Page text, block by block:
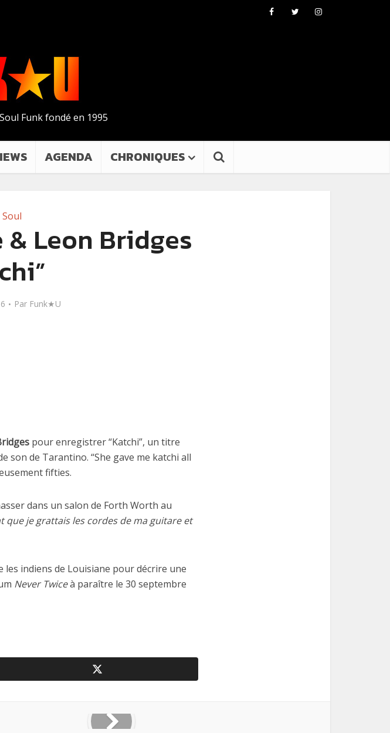
Funk fondé en 1995
AGENDA CHRONIQUES
Soul
Leon Bridges
Par Funk★U
pour enregistrer “Katchi”, un titre
son de Tarantino. “She gave me katchi all
fifties.
dans un salon de Forth Worth au
je grattais les cordes de ma guitare et
les indiens de Louisiane pour décrire une
Never Twiceà paraître le 30 septembre